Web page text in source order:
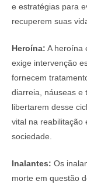
e estratégias para
recuperem suas
Heroína: A heroína
exige intervenção
fornecem
diarreia, náuseas e
libertarem desse
vital na reabilitação
sociedade.
Inalantes: Os
morte em questão